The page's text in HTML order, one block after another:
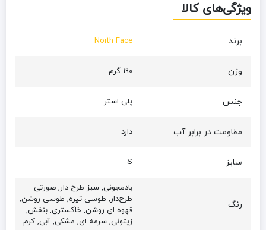
ویژگی‌های کالا
برند North Face
وزن 190 گرم
جنس پلی استر
مقاومت در برابر آب دارد
سایز S
رنگ
بادمجونی, سبز طرح دار, صورتی
طرح‌دار, طوسی تیره, طوسی روشن,
قهوه ای روشن, خاکستری, بنفش,
زیتونی, سرمه ای, مشکی, آبی, کرم